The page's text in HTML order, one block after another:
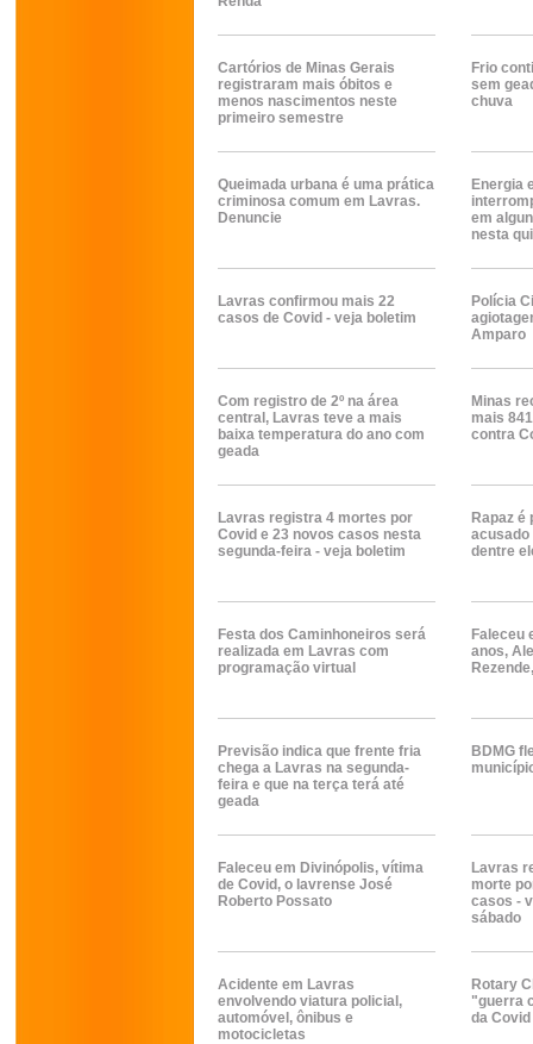
Cartórios de Minas Gerais
registraram mais óbitos e
menos nascimentos neste
primeiro semestre
Frio
sem
chuva
Queimada urbana é uma prática
criminosa comum em Lavras.
Denuncie
Energia
em
nesta
Lavras confirmou mais 22
casos de Covid - veja boletim
Polícia
Amparo
Com registro de 2º na área
central, Lavras teve a mais
baixa temperatura do ano com
geada
Minas
mais
contra
Lavras registra 4 mortes por
Covid e 23 novos casos nesta
segunda-feira - veja boletim
Rapaz é
acusado
dentre
Festa dos Caminhoneiros será
realizada em Lavras com
programação virtual
Faleceu
anos,
Previsão indica que frente fria
chega a Lavras na segunda-
feira e que na terça terá até
geada
BDMG
Faleceu em Divinópolis, vítima
de Covid, o lavrense José
Roberto Possato
Lavras
morte
casos -
sábado
Acidente em Lavras
envolvendo viatura policial,
automóvel, ônibus e
motocicletas
Rotary
"guerra
da Covid